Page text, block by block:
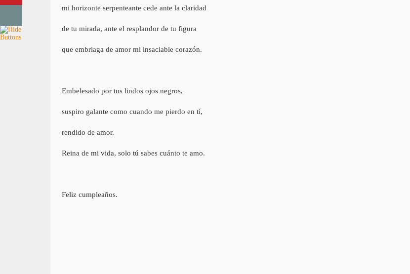
mi horizonte serpenteante cede ante la claridad
de tu mirada, ante el resplandor de tu figura
que embriaga de amor mi insaciable corazón.
Embelesado por tus lindos ojos negros,
suspiro galante como cuando me pierdo en tí,
rendido de amor.
Reina de mi vida, solo tú sabes cuánto te amo.
Feliz cumpleaños.